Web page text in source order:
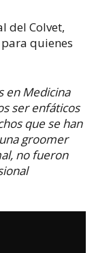
del Colvet,
quienes
en Medicina
ser enfáticos
que se han
groomer
no fueron